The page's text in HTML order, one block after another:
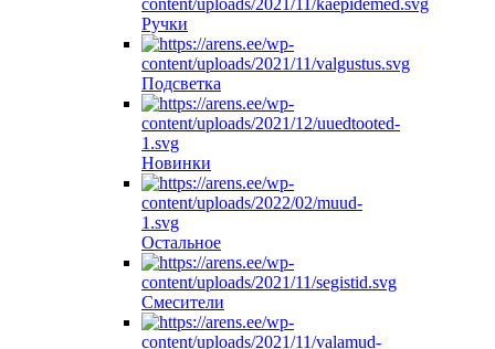
Ручки
Подсветка
Новинки
Oстальное
Смесители